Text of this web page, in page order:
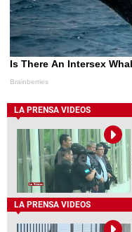
LA PRENSA VIDEOS
LA PRENSA VIDEOS